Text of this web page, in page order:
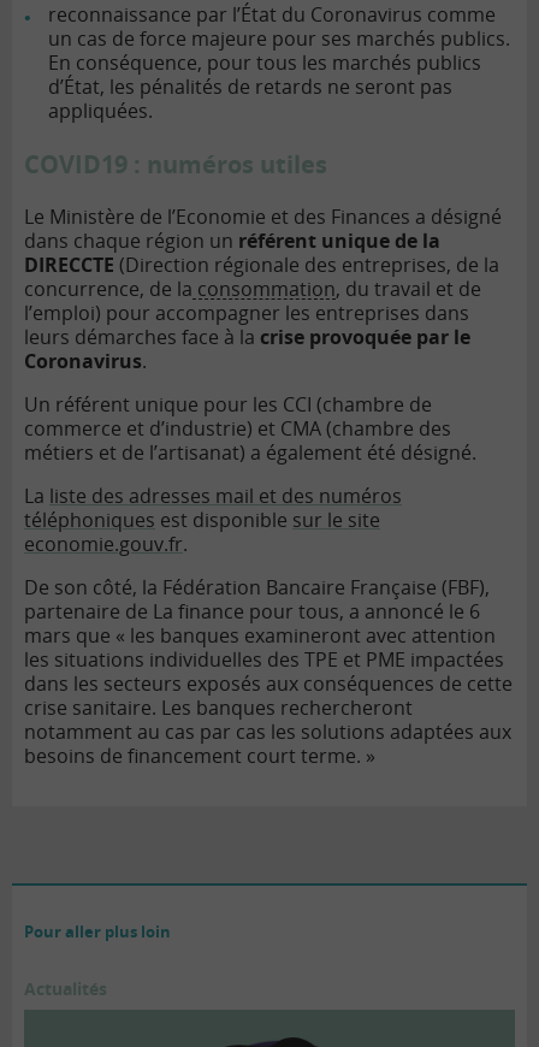
reconnaissance par l’État du Coronavirus comme
un cas de force majeure pour ses marchés publics.
En conséquence, pour tous les marchés publics
d’État, les pénalités de retards ne seront pas
appliquées.
COVID19 : numéros utiles
Le Ministère de l’Economie et des Finances a désigné
dans chaque région un référent unique de la
DIRECCTE (Direction régionale des entreprises, de la
concurrence, de la consommation, du travail et de
l’emploi) pour accompagner les entreprises dans
leurs démarches face à la crise provoquée par le
Coronavirus.
Un référent unique pour les CCI (chambre de
commerce et d’industrie) et CMA (chambre des
métiers et de l’artisanat) a également été désigné.
La liste des adresses mail et des numéros
téléphoniques est disponible sur le site
economie.gouv.fr.
De son côté, la Fédération Bancaire Française (FBF),
partenaire de La finance pour tous, a annoncé le 6
mars que « les banques examineront avec attention
les situations individuelles des TPE et PME impactées
dans les secteurs exposés aux conséquences de cette
crise sanitaire. Les banques rechercheront
notamment au cas par cas les solutions adaptées aux
besoins de financement court terme. »
Pour aller plus loin
Actualités